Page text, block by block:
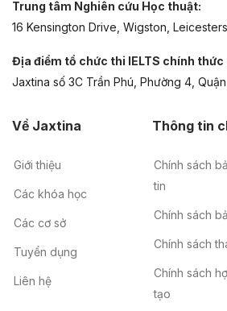
Trung tâm Nghiên cứu Học thuật:
16 Kensington Drive, Wigston,
Địa điểm tổ chức thi IELTS chính thức
Jaxtina số 3C Trần Phú, Phường 4,
Về Jaxtina
Giới thiệu
Các khóa học
Các cơ sở
Tuyển dụng
Liên hệ
Thông tin
Chính sách
tin
Chính sách
Chính sách
Chính sách
tạo